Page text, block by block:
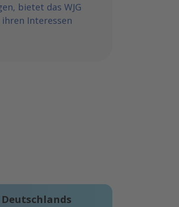
bietet das WJG
Interessen
Deutschlands